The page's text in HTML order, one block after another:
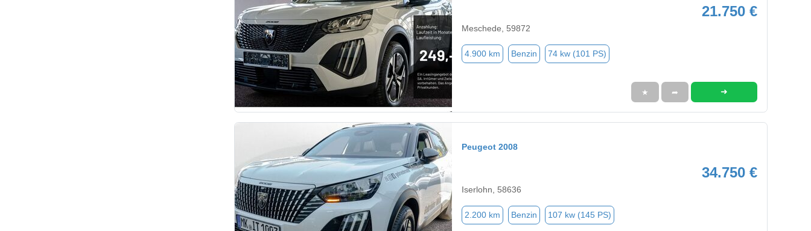
21.750 €
Meschede, 59872
4.900 km Benzin 74 kw (101 PS)
★ ➦ ➜
Peugeot 2008
34.750 €
Iserlohn, 58636
2.200 km Benzin 107 kw (145 PS)